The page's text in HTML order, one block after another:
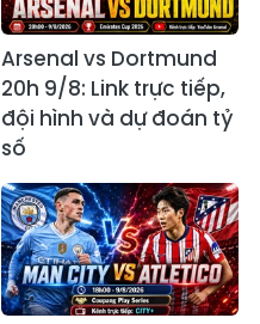
Arsenal vs Dortmund
20h 9/8: Link trực tiếp,
đội hình và dự đoán tỷ
số